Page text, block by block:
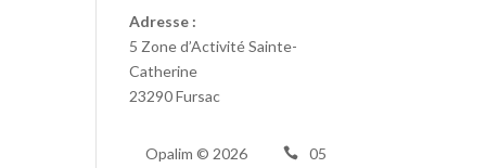
Adresse :
5 Zone d’Activité Sainte-
Catherine
23290 Fursac
Opalim © 2026
05